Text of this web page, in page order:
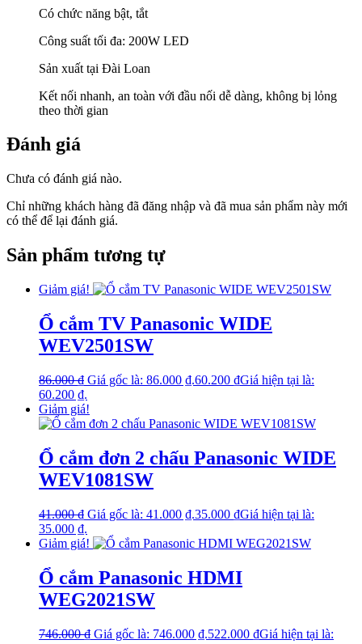
Có chức năng bật, tắt
Công suất tối đa: 200W LED
Sản xuất tại Đài Loan
Kết nối nhanh, an toàn với đầu nối dễ dàng, không bị lỏng
theo thời gian
Đánh giá
Chưa có đánh giá nào.
Chỉ những khách hàng đã đăng nhập và đã mua sản phẩm này mới
có thể để lại đánh giá.
Sản phẩm tương tự
Giảm giá!
Ổ cắm TV Panasonic WIDE
WEV2501SW
86.000₫ Giá gốc là: 86.000 ₫.60.200 ₫Giá hiện tại là:
60.200 ₫.
Giảm giá!
Ổ cắm đơn 2 chấu Panasonic WIDE
WEV1081SW
41.000₫ Giá gốc là: 41.000 ₫.35.000 ₫Giá hiện tại là:
35.000 ₫.
Giảm giá!
Ổ cắm Panasonic HDMI
WEG2021SW
746.000₫ Giá gốc là: 746.000 ₫.522.000 ₫Giá hiện tại là: